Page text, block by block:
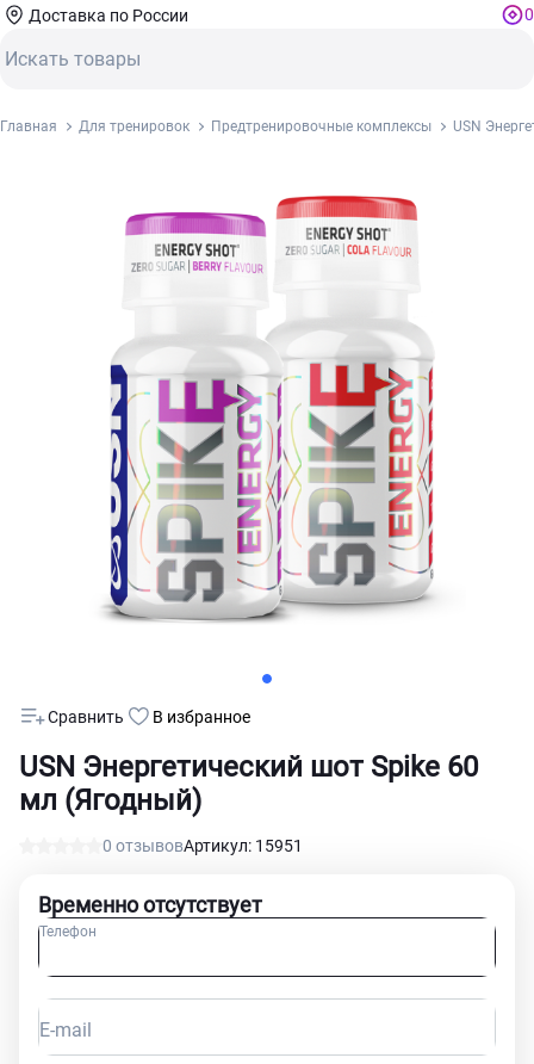
Доставка по России 0
Главная Для тренировок Предтренировочные комплексы USN
USN Энергетический шот Spike 60
мл (Ягодный)
0 отзывовАртикул: 15951
Сравнить В избранное
Временно отсутствует
Телефон
E-mail